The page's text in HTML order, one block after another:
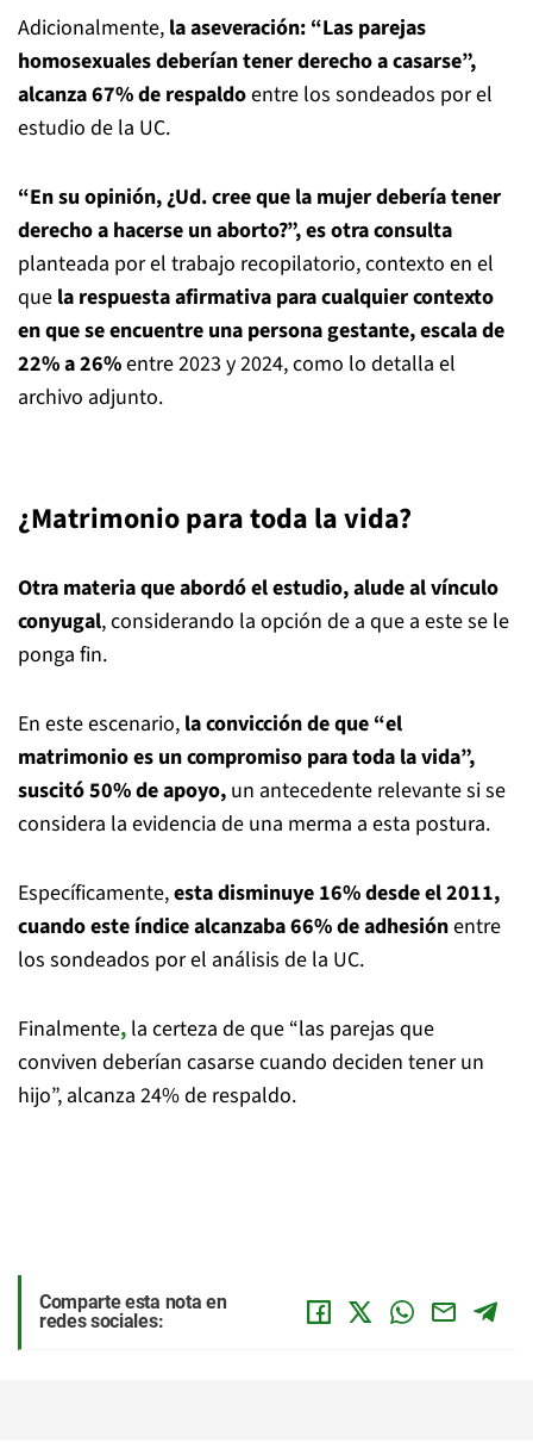
Adicionalmente, la aseveración: “Las parejas
homosexuales deberían tener derecho a casarse”,
alcanza 67% de respaldoentre los sondeados por el
estudio de la UC.
“En su opinión, ¿Ud. cree que la mujer debería tener
derecho a hacerse un aborto?”, es otra consulta
planteada por el trabajo recopilatorio, contexto en el
que la respuesta afirmativa para cualquier contexto
en que se encuentre una persona gestante, escala de
22% a 26%entre 2023 y 2024, como lo detalla el
archivo adjunto.
¿Matrimonio para toda la vida?
Otra materia que abordó el estudio, alude al vínculo
conyugal, considerando la opción de a que a este se le
ponga fin.
En este escenario, la convicción de que “el
matrimonio es un compromiso para toda la vida”,
suscitó 50% de apoyo, un antecedente relevante si se
considera la evidencia de una merma a esta postura.
Específicamente,esta disminuye 16% desde el 2011,
cuando este índice alcanzaba 66% de adhesiónentre
los sondeados por el análisis de la UC.
Finalmente, la certeza de que “las parejas que
conviven deberían casarse cuando deciden tener un
hijo”, alcanza 24% de respaldo.
Comparte esta nota en
redes sociales: